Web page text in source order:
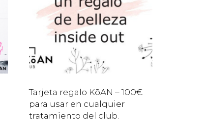
Tarjeta regalo KōAN – 100€
para usar en cualquier
tratamiento del club.